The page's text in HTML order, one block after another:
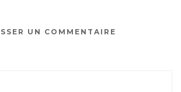
UN COMMENTAIRE